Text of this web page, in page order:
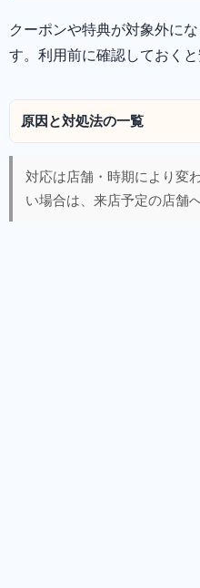
クーポンや特典が対象外に
す。利用前に確認しておくと
原因と対処法の一覧
対応は店舗・時期により変
い場合は、来店予定の店舗